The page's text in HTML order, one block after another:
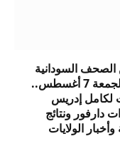
الصحف السودانية
اليوم الجمعة 7 أغسطس..
لكامل إدريس
دارفور ونتائج
وأخبار الولايات